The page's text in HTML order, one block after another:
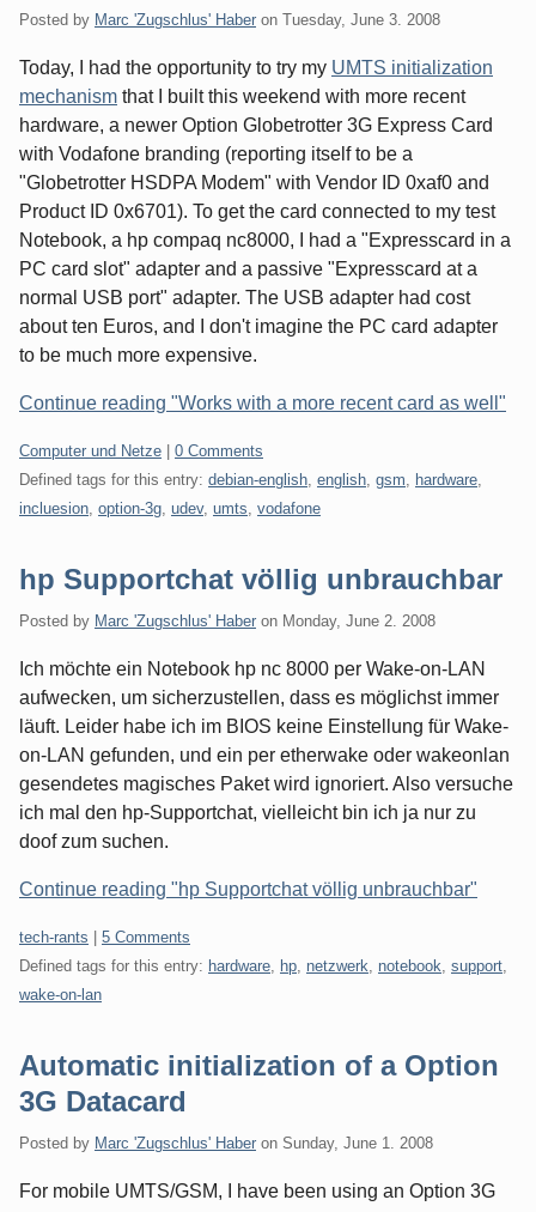
Posted by Marc 'Zugschlus' Haber on Tuesday, June 3. 2008
Today, I had the opportunity to try my UMTS initialization
mechanism that I built this weekend with more recent
hardware, a newer Option Globetrotter 3G Express Card
with Vodafone branding (reporting itself to be a
"Globetrotter HSDPA Modem" with Vendor ID 0xaf0 and
Product ID 0x6701). To get the card connected to my test
Notebook, a hp compaq nc8000, I had a "Expresscard in a
PC card slot" adapter and a passive "Expresscard at a
normal USB port" adapter. The USB adapter had cost
about ten Euros, and I don't imagine the PC card adapter
to be much more expensive.
Continue reading "Works with a more recent card as well"
Categories:
Computer und Netze
0 Comments
Defined tags for this entry: debian-english english gsm hardware
incluesion option-3g udev, umts vodafone
hp Supportchat völlig unbrauchbar
Posted by Marc 'Zugschlus' Haber on Monday, June 2. 2008
Ich möchte ein Notebook hp nc 8000 per Wake-on-LAN
aufwecken, um sicherzustellen, dass es möglichst immer
läuft. Leider habe ich im BIOS keine Einstellung für Wake-
on-LAN gefunden, und ein per etherwake oder wakeonlan
gesendetes magisches Paket wird ignoriert. Also versuche
ich mal den hp-Supportchat, vielleicht bin ich ja nur zu
doof zum suchen.
Continue reading "hp Supportchat völlig unbrauchbar"
Categories:
tech-rants
5 Comments
Defined tags for this entry: hardware hp netzwerk notebook support
wake-on-lan
Automatic initialization of a Option
3G Datacard
Posted by Marc 'Zugschlus' Haber on Sunday, June 1. 2008
For mobile UMTS/GSM, I have been using an Option 3G